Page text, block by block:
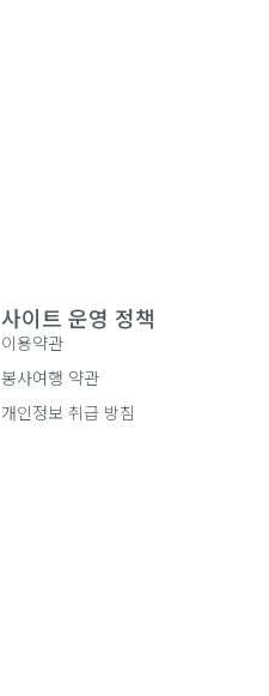
사이트 운영 정책
이용약관
봉사여행 약관
개인정보 취급 방침